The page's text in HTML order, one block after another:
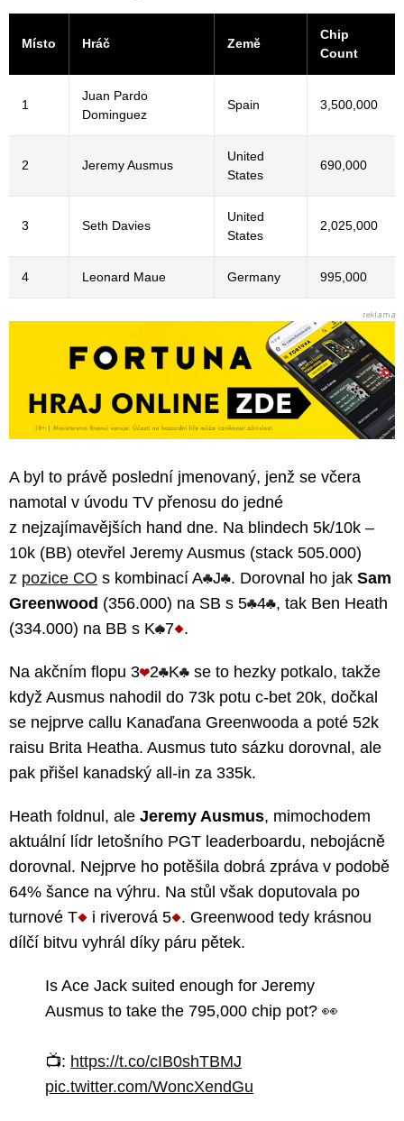
Místo Hráč Země
Chip
Count
1
Juan Pardo
Dominguez
Spain 3,500,000
2 Jeremy Ausmus
United
States
690,000
3 Seth Davies
United
States
2,025,000
4 Leonard Maue Germany 995,000
A byl to právě poslední jmenovaný, jenž se včera
namotal v úvodu TV přenosu do jedné
z nejzajímavějších hand dne. Na blindech 5k/10k –
10k (BB) otevřel Jeremy Ausmus (stack 505.000)
z pozice CO s kombinací A J . Dorovnal ho jak Sam
Greenwood (356.000) na SB s 5 4 , tak Ben Heath
(334.000) na BB s K
7 .
Na akčním flopu 3 2 K
se to hezky potkalo, takže
když Ausmus nahodil do 73k potu c-bet 20k, dočkal
se nejprve callu Kanaďana Greenwooda a poté 52k
raisu Brita Heatha. Ausmus tuto sázku dorovnal, ale
pak přišel kanadský all-in za 335k.
Heath foldnul, ale Jeremy Ausmus, mimochodem
aktuální lídr letošního PGT leaderboardu, nebojácně
dorovnal. Nejprve ho potěšila dobrá zpráva v podobě
64% šance na výhru. Na stůl však doputovala po
turnové T
i riverová 5 . Greenwood tedy krásnou
dílčí bitvu vyhrál díky páru pětek.
Is Ace Jack suited enough for Jeremy
Ausmus to take the 795,000 chip pot? 👀
📺: https://t.co/cIB0shTBMJ
pic.twitter.com/WoncXendGu